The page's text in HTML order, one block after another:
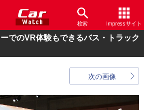
検索 Impressサイト
でのVR体験もできるバス・トラック
次の画像